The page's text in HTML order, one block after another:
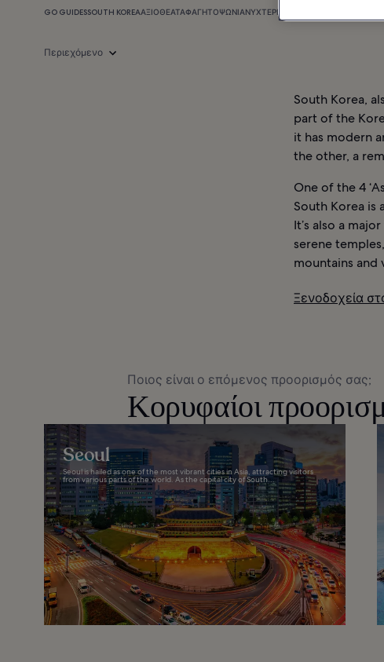
GO GUIDESSOUTH KOREAΑΞΙΟΘΈΑΤΑΦΑΓΗΤΌΨΏΝΙΑΝΥΧΤΕΡΙΝΉ ΖΩΉ
Περιεχόμενο
South Korea,
part of the
it has modern
the other, a
One of the 4
South Korea is
It’s also a
serene
mountains and
Ξενοδοχεία
Ποιος είναι ο επόμενος προορισμός σας;
Κορυφαίοι
Seoul
Seoul is hailed as one of the most vibrant cities in Asia, attracting visitors
from various parts of the world. As the capital city of South...